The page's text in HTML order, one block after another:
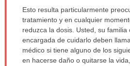
Esto resulta particularmente
tratamiento y en cualquier
reduzca la dosis. Usted, su familia
encargada de cuidarlo deben
médico si tiene alguno de los
en hacerse daño o quitarse la